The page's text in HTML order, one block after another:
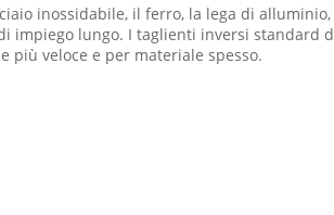
inossidabile, il ferro, la lega di
lungo. I taglienti inversi standard
più veloce e per materiale spesso.